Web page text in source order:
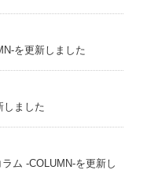
を更新しました
しました
ム -COLUMN-を更新し